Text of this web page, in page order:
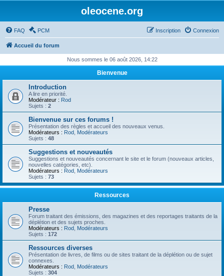
oleocene.org
FAQ PCM Connexion
Inscription
Accueil du forum
Nous sommes le 06 août 2026, 14:22
Bienvenue
Introduction
A lire en priorité.
Modérateur : Rod
Sujets : 2
Bienvenue sur ces forums !
Présentation des règles et accueil des nouveaux venus.
Modérateurs : Rod Modérateurs
Sujets : 48
Suggestions et nouveautés
Suggestions et nouveautés concernant le site et le forum (nouveaux articles,
nouvelles catégories, etc).
Modérateurs : Rod Modérateurs
Sujets : 73
Ressources
Presse
Forum traitant des émissions, des magazines et des reportages traitants de la
déplétion et des sujets proches.
Modérateurs : Rod Modérateurs
Sujets : 172
Ressources diverses
Présentation de livres, de films ou de sites traitant de la déplétion ou de sujet
connexes.
Modérateurs : Rod Modérateurs
Sujets : 304